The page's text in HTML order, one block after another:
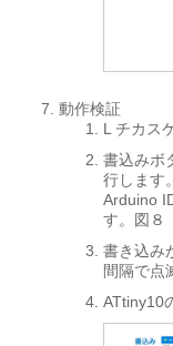
動作検証
L チカス
書込みボ
行します。
Arduino
す。図８
書き込み
間隔で点
ATtiny10